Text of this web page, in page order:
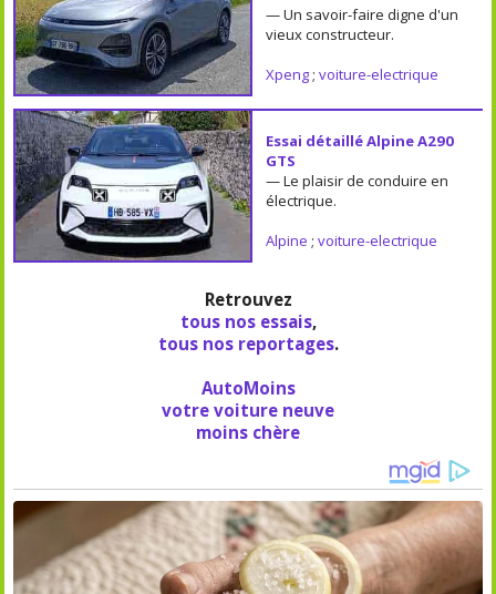
— Un savoir-faire digne d'un
vieux constructeur.
Xpeng ; voiture-electrique
Essai détaillé Alpine A290
GTS
— Le plaisir de conduire en
électrique.
Alpine ; voiture-electrique
Retrouvez
tous nos essais,
tous nos reportages.
AutoMoins
votre voiture neuve
moins chère